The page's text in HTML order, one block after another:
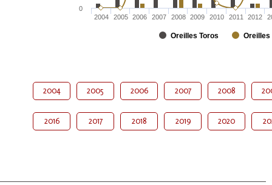
Oreilles Toros Oreilles
2004 2005 2006 2007 2008 2009 2010 2011 2012
0
2004 2005 2006 2007 2008
2016 2017 2018 2019 2020